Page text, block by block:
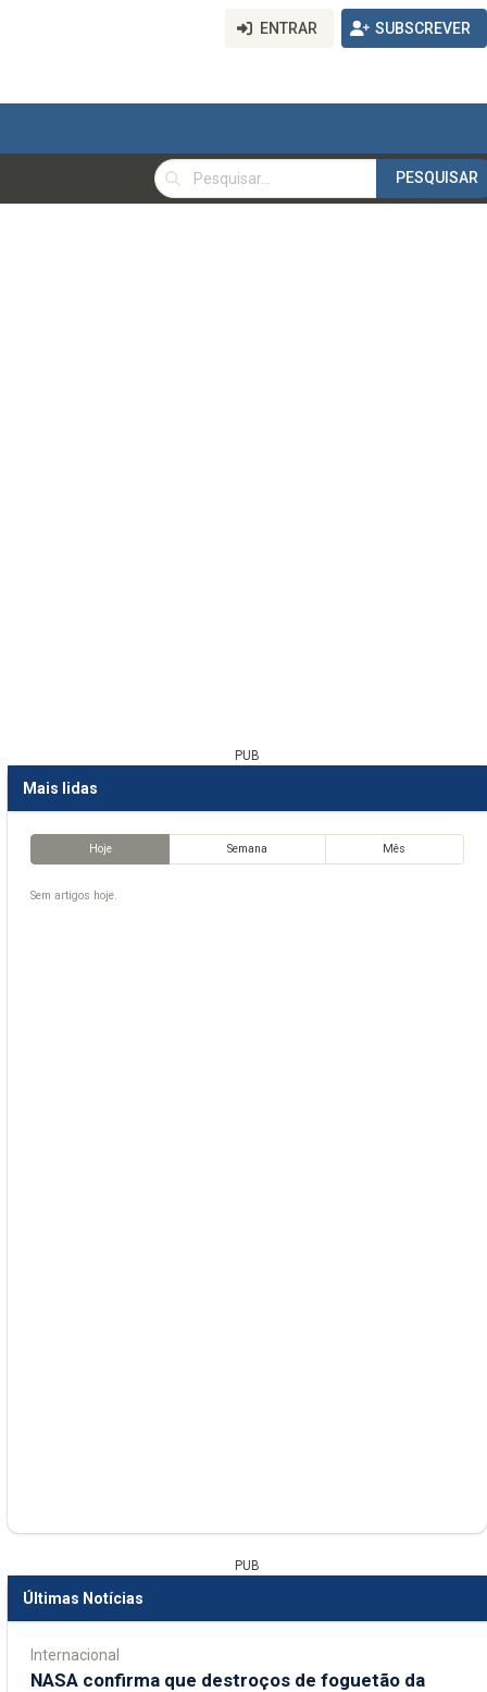
ENTRAR SUBSCREVER
PESQUISAR
PESQUISAR
PUB
Mais lidas
Hoje Semana Mês
Sem artigos hoje.
PUB
Últimas Notícias
Internacional
NASA confirma que destroços de foguetão da